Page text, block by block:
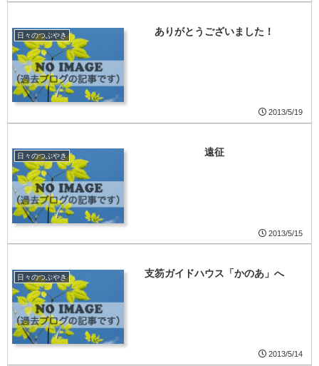
日々のつぶやき ありがとうございました！
2013/5/19
日々のつぶやき 遠征
2013/5/15
日々のつぶやき 支笏ガイドハウス「かのあ」へ
2013/5/14